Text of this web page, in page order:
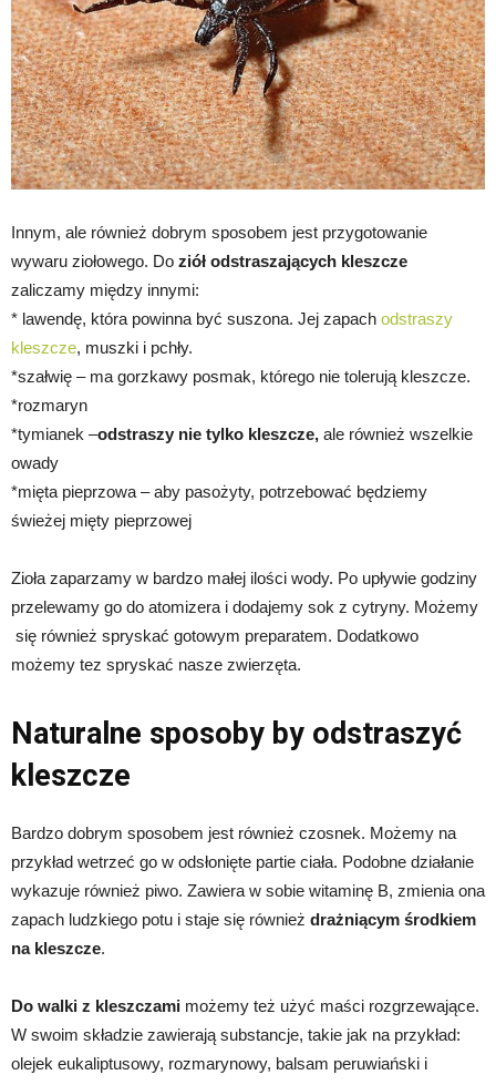
Innym, ale również dobrym sposobem jest przygotowanie
wywaru ziołowego. Do ziół odstraszających kleszcze
zaliczamy między innymi:
* lawendę, która powinna być suszona. Jej zapach odstraszy
kleszcze, muszki i pchły.
*szałwię – ma gorzkawy posmak, którego nie tolerują kleszcze.
*rozmaryn
*tymianek –odstraszy nie tylko kleszcze, ale również wszelkie
owady
*mięta pieprzowa – aby pasożyty, potrzebować będziemy
świeżej mięty pieprzowej
Zioła zaparzamy w bardzo małej ilości wody. Po upływie godziny
przelewamy go do atomizera i dodajemy sok z cytryny. Możemy
się również spryskać gotowym preparatem. Dodatkowo
możemy tez spryskać nasze zwierzęta.
Naturalne sposoby by odstraszyć
kleszcze
Bardzo dobrym sposobem jest również czosnek. Możemy na
przykład wetrzeć go w odsłonięte partie ciała. Podobne działanie
wykazuje również piwo. Zawiera w sobie witaminę B, zmienia ona
zapach ludzkiego potu i staje się również drażniącym środkiem
na kleszcze.
Do walki z kleszczami możemy też użyć maści rozgrzewające.
W swoim składzie zawierają substancje, takie jak na przykład:
olejek eukaliptusowy, rozmarynowy, balsam peruwiański i